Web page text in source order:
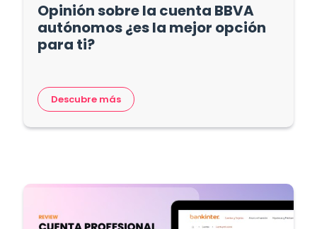
Opinión sobre la cuenta BBVA
autónomos ¿es la mejor opción
para ti?
Descubre más